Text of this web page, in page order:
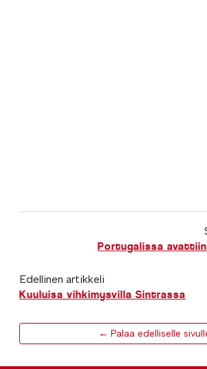
Portugalissa
Edellinen artikkeli
Kuuluisa vihkimysvilla Sintrassa
← Palaa edelliselle